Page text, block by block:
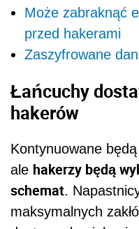
Może zabraknąć
przed hakerami
Zaszyfrowane
Łańcuchy
hakerów
Kontynuowane
ale hakerzy będą
schemat.
maksymalnych